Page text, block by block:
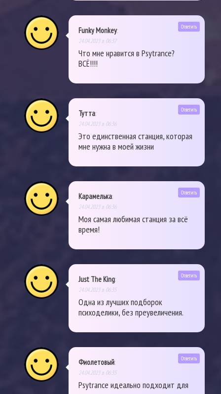
Funky Monkey:
24.04.2023 в 06:37
Что мне нравится в Psytrance?
ВСЁ!!!!
Ответить
Тутта:
24.04.2023 в 06:36
Это единственная станция, которая
мне нужна в моей жизни
Ответить
Карамелька:
24.04.2023 в 06:36
Моя самая любимая станция за всё
время!
Ответить
Just The King:
24.04.2023 в 06:35
Одна из лучших подборок
психоделики, без преувеличения.
Ответить
Фиолетовый:
24.04.2023 в 06:35
Psytrance идеально подходит для
Ответить